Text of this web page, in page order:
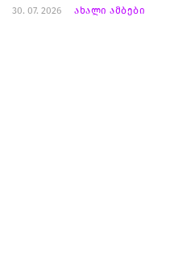
30. 07. 2026 ახალი ამბები